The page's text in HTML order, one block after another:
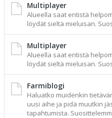
Multiplayer
Alueella saat entistä
löydät sieltä mieluisan.
Multiplayer
Alueella saat entistä
löydät sieltä mieluisan.
Farmiblogi
Haluatko muidenkin
uusi aihe ja pidä muutkin
tapahtumista.